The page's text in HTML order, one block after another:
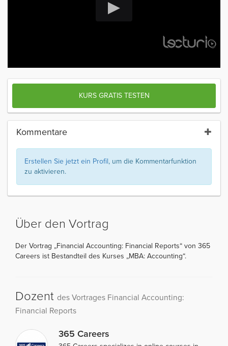
KURS GRATIS TESTEN
Kommentare
Erstellen Sie jetzt ein Profil, um die Kommentarfunktion
zu aktivieren.
Über den Vortrag
Der Vortrag „Financial Accounting: Financial Reports“ von 365
Careers ist Bestandteil des Kurses „MBA: Accounting“.
Dozent des Vortrages Financial Accounting:
Financial Reports
365 Careers